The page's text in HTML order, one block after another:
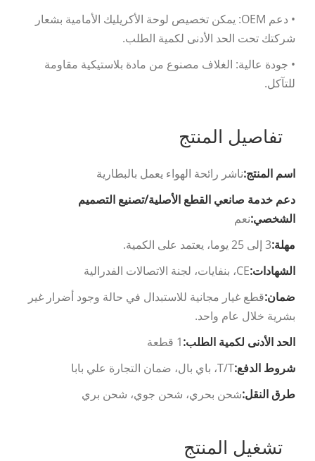
• دعم OEM: يمكن تخصيص لوحة الأكريليك الأمامية بشعار
شركتك تحت الحد الأدنى لكمية الطلب.
• جودة عالية: الغلاف مصنوع من مادة بلاستيكية مقاومة
للتآكل.
تفاصيل المنتج
اسم المنتج:ناشر رائحة الهواء يعمل بالبطارية
دعم خدمة صانعي القطع الأصلية/تصنيع التصميم
الشخصي:نعم
مهلة:3 إلى 25 يوما، يعتمد على الكمية.
الشهادات:CE، بنفايات، لجنة الاتصالات الفدرالية
ضمان:قطع غيار مجانية للاستبدال في حالة وجود أضرار غير
بشرية خلال عام واحد.
الحد الأدنى لكمية الطلب:1 قطعة
شروط الدفع:T/T، باي بال، ضمان التجارة علي بابا
طرق النقل:شحن بحري، شحن جوي، شحن بري
تشغيل المنتج